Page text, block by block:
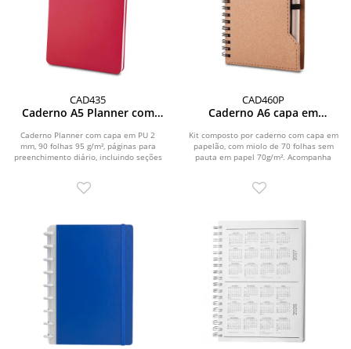
CAD435
Caderno A5 Planner com
Caderno Planner com capa em PU 2
mm, 90 folhas 95 g/m², páginas para
preenchimento diário, incluindo seções
CAD460P
Caderno A6 capa em
caneta
Kit composto por caderno com capa em
papelão, com miolo de 70 folhas sem
pauta em papel 70g/m². Acompanha